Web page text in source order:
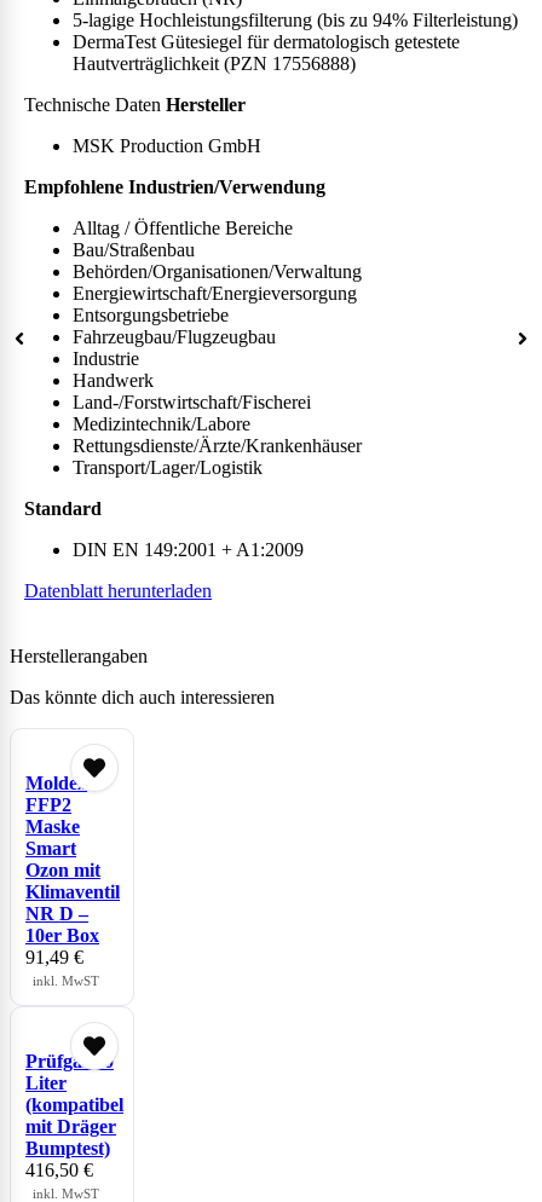
5-lagige Hochleistungsfilterung (bis zu 94% Filterleistung)
DermaTest Gütesiegel für dermatologisch getestete
Hautverträglichkeit (PZN 17556888)
Technische Daten Hersteller
MSK Production GmbH
Empfohlene Industrien/Verwendung
Alltag / Öffentliche Bereiche
Bau/Straßenbau
Behörden/Organisationen/Verwaltung
Energiewirtschaft/Energieversorgung
Entsorgungsbetriebe
Fahrzeugbau/Flugzeugbau
Industrie
Handwerk
Land-/Forstwirtschaft/Fischerei
Medizintechnik/Labore
Rettungsdienste/Ärzte/Krankenhäuser
Transport/Lager/Logistik
Standard
DIN EN 149:2001 + A1:2009
Datenblatt herunterladen
Herstellerangaben
Das könnte dich auch interessieren
Moldex
FFP2
Maske
Smart
Ozon mit
Klimaventil
NR D –
10er Box
91,49 €
inkl. MwST
Prüfgas 60
Liter
(kompatibel
mit Dräger
Bumptest)
416,50 €
inkl. MwST